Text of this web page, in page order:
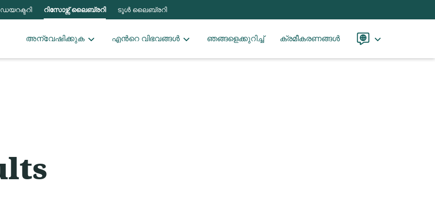
ഡയറക്ടറി റിസോഴ്സ് ലൈബ്രറി ടൂൾ ലൈബ്രറി
അന്വേഷിക്കുക എന്‍റെ വിഭവങ്ങൾ ഞങ്ങളെക്കുറിച്ച് ക്രമീകരണങ്ങൾ
Language